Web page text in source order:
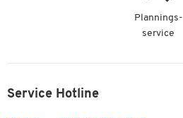
Plannings-
service
Service Hotline